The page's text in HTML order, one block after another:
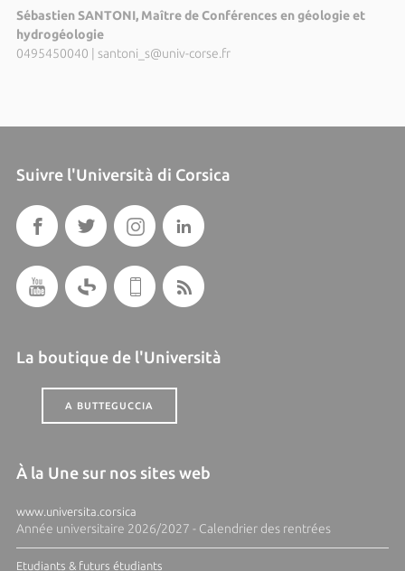
Sébastien SANTONI, Maître de Conférences en géologie et
hydrogéologie
0495450040
santoni_s@univ-corse.fr
Suivre l'Università di Corsica
La boutique de l'Università
A BUTTEGUCCIA
À la Une sur nos sites web
www.universita.corsica
Année universitaire 2026/2027 - Calendrier des rentrées
Etudiants & futurs étudiants